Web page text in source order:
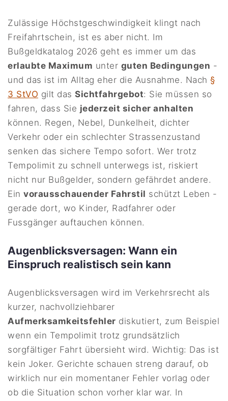
Zulässige Höchstgeschwindigkeit klingt nach
Freifahrtschein, ist es aber nicht. Im
Bußgeldkatalog 2026 geht es immer um das
erlaubte Maximum unter guten Bedingungen -
und das ist im Alltag eher die Ausnahme. Nach §
3 StVO gilt dasSichtfahrgebot: Sie müssen so
fahren, dass Sie jederzeit sicher anhalten
können. Regen, Nebel, Dunkelheit, dichter
Verkehr oder ein schlechter Strassenzustand
senken das sichere Tempo sofort. Wer trotz
Tempolimit zu schnell unterwegs ist, riskiert
nicht nur Bußgelder, sondern gefährdet andere.
Einvorausschauender Fahrstil schützt Leben -
gerade dort, wo Kinder, Radfahrer oder
Fussgänger auftauchen können.
Augenblicksversagen: Wann ein
Einspruch realistisch sein kann
Augenblicksversagen wird im Verkehrsrecht als
kurzer, nachvollziehbarer
Aufmerksamkeitsfehler diskutiert, zum Beispiel
wenn ein Tempolimit trotz grundsätzlich
sorgfältiger Fahrt übersieht wird. Wichtig: Das ist
kein Joker. Gerichte schauen streng darauf, ob
wirklich nur ein momentaner Fehler vorlag oder
ob die Situation schon vorher klar war. In